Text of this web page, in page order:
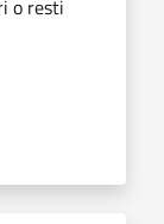
o resti